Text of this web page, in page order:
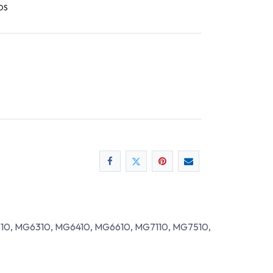
MG6310, MG6410, MG6610, MG7110, MG7510,